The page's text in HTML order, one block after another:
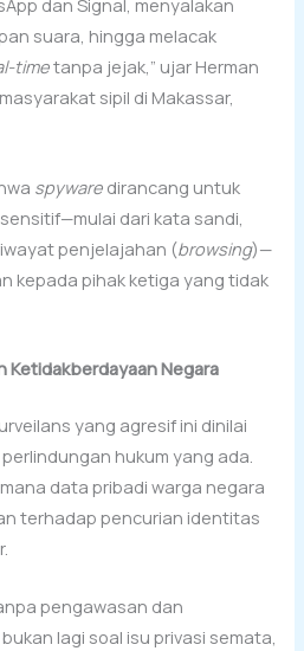
dan Signal, menyalakan
suara, hingga melacak
timetanpa jejak,” ujar Herman
sipil di Makassar,
spyware dirancang untuk
dari kata sandi,
penjelajahan (browsing)—
kepada pihak ketiga yang tidak
Ketidakberdayaan Negara
yang agresif ini dinilai
hukum yang ada.
data pribadi warga negara
terhadap pencurian identitas
pengawasan dan
lagi soal isu privasi semata,